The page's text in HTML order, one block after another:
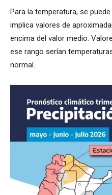
Para la temperatura, se
implica valores de
encima del valor medio.
ese rango serían
normal.